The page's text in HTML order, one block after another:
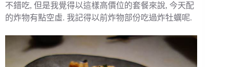
不錯吃, 但是我覺得以這樣高價位的套餐來說, 今天配
的炸物有點空虛. 我記得以前炸物部份吃過炸牡蠣呢.